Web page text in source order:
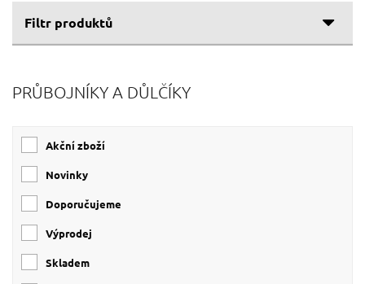
Filtr produktů
PRŮBOJNÍKY A DŮLČÍKY
Akční zboží
Novinky
Doporučujeme
Výprodej
skladem